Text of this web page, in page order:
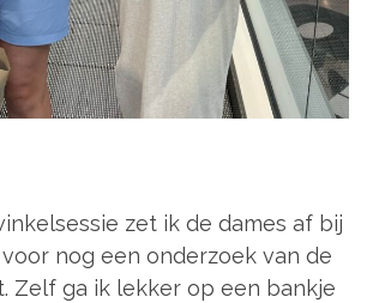
zet ik de dames af bij
nog een onderzoek van de
Zelf ga ik lekker op een bankje